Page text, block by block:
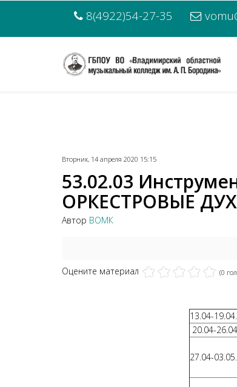
8(4922)54-27-35
Вторник, 14 апреля 2020 15:15
53.02.03
ОРКЕСТРОВЫЕ
Автор ВОМК
Оцените материал (0
13.04-
20.04-
27.04-